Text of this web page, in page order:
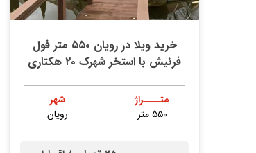
خرید ویلا در رویان ۵۵۰ متر فول
فرنیش با استخر شهرک ۲۰ هکتاری
متــــراژ
۵۵۰ متر
شهر
رویان